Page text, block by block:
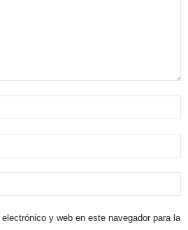
y web en este navegador para la